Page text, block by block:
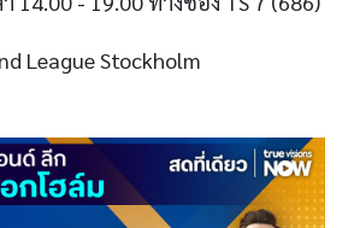
League Stockholm